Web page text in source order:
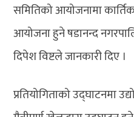
समितिको आयोजनामा
आयोजना हुने षडानन्द
दिपेश विष्टले जानकारी दिए ।
प्रतियोगिताको उद्घाटनमा